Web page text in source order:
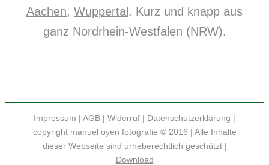
Aachen, Wuppertal . Kurz und knapp aus
ganz Nordrhein-Westfalen (NRW).
Impressum | AGB | Widerruf | Datenschutzerklärung |
copyright manuel oyen fotografie © 2016 | Alle Inhalte
dieser Webseite sind urheberechtlich geschützt |
Download